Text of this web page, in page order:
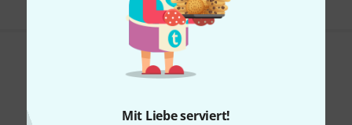
Mit Liebe serviert!
Gefällt Ihnen, was Sie sehen?